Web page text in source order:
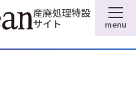
産廃処理特設
サイト menu